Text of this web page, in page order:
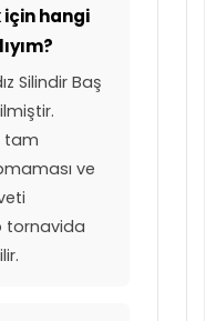
hangi
Silindir Baş
tam
ve
tornavida